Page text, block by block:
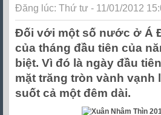
Đăng lúc: Thứ tư - 11/01/2012
Đối với một số nước ở Á
của tháng đầu tiên của
biệt. Vì đó là ngày đầu
mặt trăng tròn vành vạnh
suốt cả một đêm dài.